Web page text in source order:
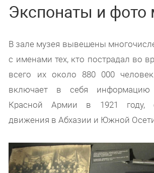
Экспонаты и фото
В зале музея вывешены
с именами тех, кто пострадал во
всего их около 880 000
включает в себя
Красной Армии в 1921 году,
движения в Абхазии и Южной